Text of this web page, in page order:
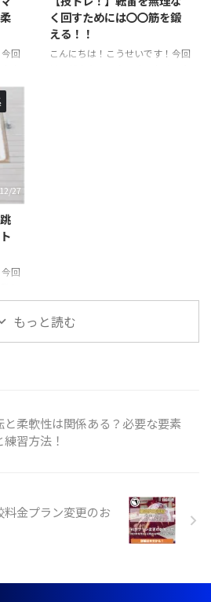
９
と、上半身を垂直に伸ばしたまま
行う膝の屈伸運動です。一日に数
えきれないほど椅子に座ったり・
立ったりを行なっていますが、こ
回
、
体
ト
な
練
な
ま
わ
て
む
プ
...
く回すためには〇〇筋を鍛
える！！
こんにちは！こうせいです！今回
用されているのをよく目にします
...
27
回
紹
種
中
技
類さ
ス
もっと読む
と柔軟性は関係ある？必要な要素
習方法！
料金プラン変更のお